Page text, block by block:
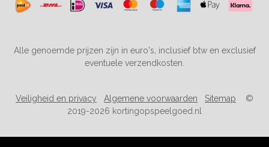
Alle genoemde prijzen zijn in euro's, inclusief btw en exclusief
eventuele verzendkosten.
Veiligheid en privacy Algemene voorwaarden Sitemap ©
2019-2026 kortingopspeelgoed.nl